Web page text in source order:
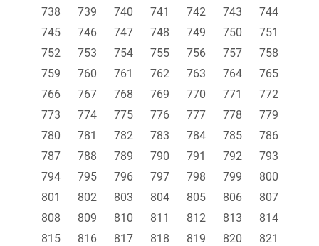
738
739 740 741 742 743
744
745
746 747 748 749 750
751
752
753 754 755 756 757
758
759
760 761 762 763 764
765
766
767 768 769 770 771
772
773
774 775 776 777 778
779
780
781 782 783 784 785
786
787
788 789 790 791 792
793
794
795 796 797 798 799
800
801
802 803 804 805 806
807
808
809 810 811 812 813
814
815
816 817 818 819 820
821